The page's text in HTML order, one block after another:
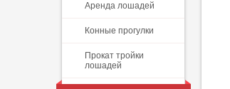
Аренда лошадей
Конные прогулки
Прокат тройки
лошадей